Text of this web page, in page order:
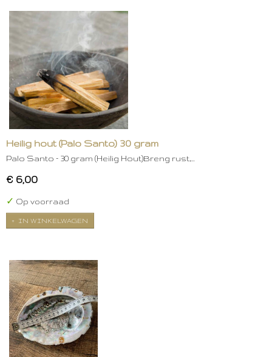
Heilig hout (Palo Santo) 30 gram
Palo Santo – 30 gram (Heilig Hout)Breng rust,…
€ 6,00
✓ Op voorraad
IN WINKELWAGEN